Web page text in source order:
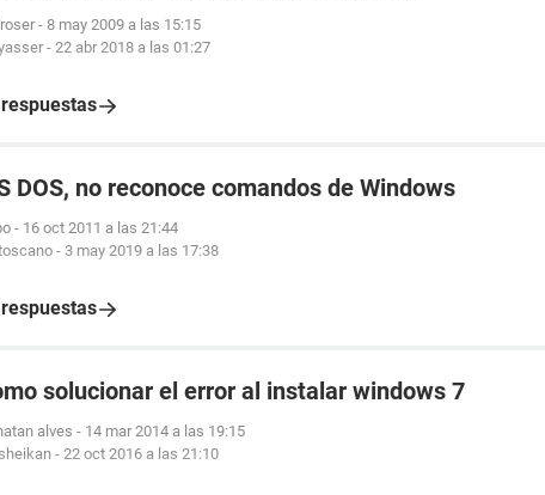
- 8 may 2009 a las 15:15
- 22 abr 2018 a las 01:27
DOS, no reconoce comandos de Windows
- 16 oct 2011 a las 21:44
- 3 may 2019 a las 17:38
solucionar el error al instalar windows 7
alves - 14 mar 2014 a las 19:15
sheikan - 22 oct 2016 a las 21:10